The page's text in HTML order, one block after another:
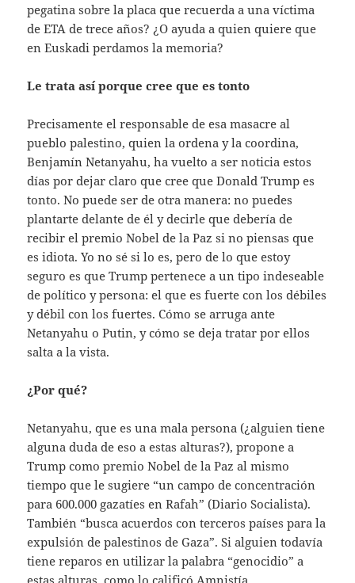
pegatina sobre la placa que recuerda a una víctima
de ETA de trece años? ¿O ayuda a quien quiere que
en Euskadi perdamos la memoria?
Le trata así porque cree que es tonto
Precisamente el responsable de esa masacre al
pueblo palestino, quien la ordena y la coordina,
Benjamín Netanyahu, ha vuelto a ser noticia estos
días por dejar claro que cree que Donald Trump es
tonto. No puede ser de otra manera: no puedes
plantarte delante de él y decirle que debería de
recibir el premio Nobel de la Paz si no piensas que
es idiota. Yo no sé si lo es, pero de lo que estoy
seguro es que Trump pertenece a un tipo indeseable
de político y persona: el que es fuerte con los débiles
y débil con los fuertes. Cómo se arruga ante
Netanyahu o Putin, y cómo se deja tratar por ellos
salta a la vista.
¿Por qué?
Netanyahu, que es una mala persona (¿alguien tiene
alguna duda de eso a estas alturas?), propone a
Trump como premio Nobel de la Paz al mismo
tiempo que le sugiere “un campo de concentración
para 600.000 gazatíes en Rafah” (Diario Socialista).
También “busca acuerdos con terceros países para la
expulsión de palestinos de Gaza”. Si alguien todavía
tiene reparos en utilizar la palabra “genocidio” a